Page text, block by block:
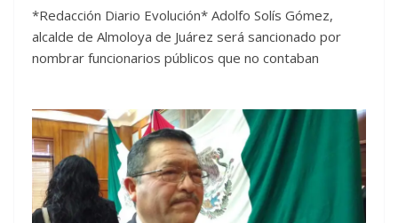
*Redacción Diario Evolución* Adolfo Solís Gómez,
alcalde de Almoloya de Juárez será sancionado por
nombrar funcionarios públicos que no contaban